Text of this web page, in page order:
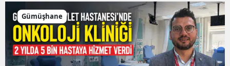
Gümüşhane